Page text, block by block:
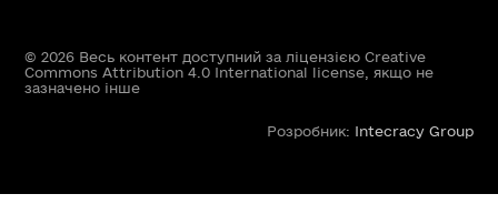
© 2026 Весь контент доступний за ліцензією Creative
Commons Attribution 4.0 International license, якщо не
зазначено інше
Розробник: Intecracy Group